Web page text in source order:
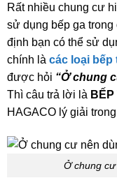
Rất nhiều chung cư
sử dụng bếp ga trong
định bạn có thể sử
chính là các loại bếp
được hỏi “Ở chung
Thì câu trả lời là
HAGACO lý giải
Ở chung